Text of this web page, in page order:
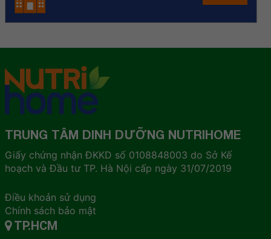
TRUNG TÂM DINH DƯỠNG NUTRIHOME
Giấy chứng nhận ĐKKD số 0108848003 do Sở Kế
hoạch và Đầu tư TP. Hà Nội cấp ngày 31/07/2019
Điều khoản sử dụng
Chính sách bảo mật
TP.HCM